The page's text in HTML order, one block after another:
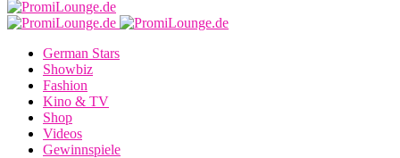
German Stars
Showbiz
Fashion
Kino & TV
Shop
Videos
Gewinnspiele